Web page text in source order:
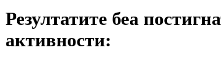
Резултатите беа
активности: